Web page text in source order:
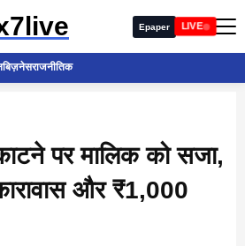
Epaper LIVE
बिज़नेसराजनीतिक
पर मालिक को सजा,
और ₹1,000